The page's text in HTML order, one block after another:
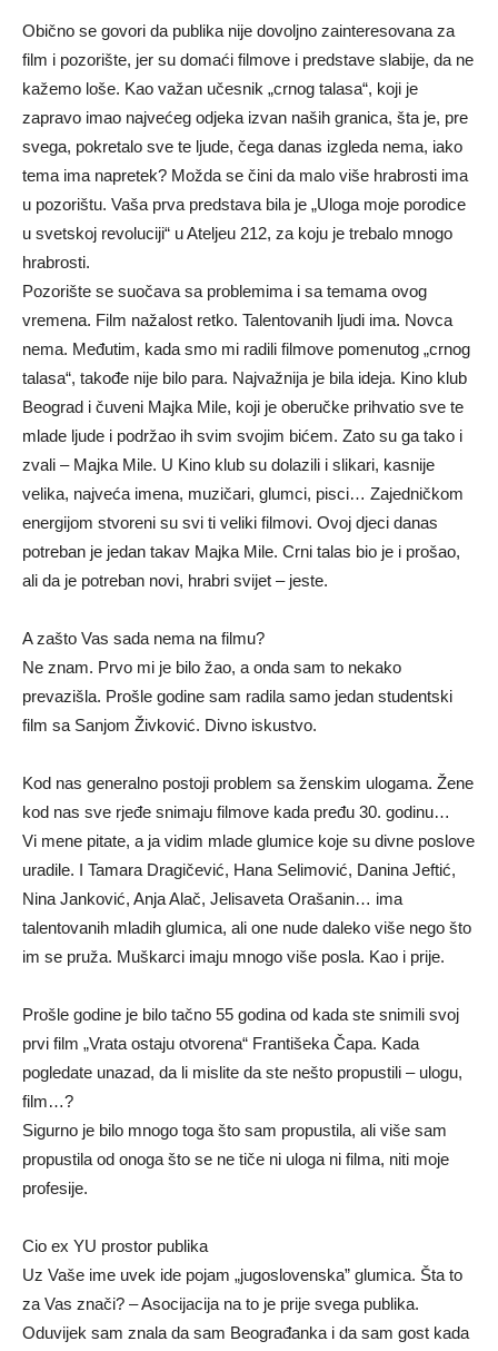
Obično se govori da publika nije dovoljno zainteresovana za
film i pozorište, jer su domaći filmove i predstave slabije, da ne
kažemo loše. Kao važan učesnik „crnog talasa“, koji je
zapravo imao najvećeg odjeka izvan naših granica, šta je, pre
svega, pokretalo sve te ljude, čega danas izgleda nema, iako
tema ima napretek? Možda se čini da malo više hrabrosti ima
u pozorištu. Vaša prva predstava bila je „Uloga moje porodice
u svetskoj revoluciji“ u Ateljeu 212, za koju je trebalo mnogo
hrabrosti.
Pozorište se suočava sa problemima i sa temama ovog
vremena. Film nažalost retko. Talentovanih ljudi ima. Novca
nema. Međutim, kada smo mi radili filmove pomenutog „crnog
talasa“, takođe nije bilo para. Najvažnija je bila ideja. Kino klub
Beograd i čuveni Majka Mile, koji je oberučke prihvatio sve te
mlade ljude i podržao ih svim svojim bićem. Zato su ga tako i
zvali – Majka Mile. U Kino klub su dolazili i slikari, kasnije
velika, najveća imena, muzičari, glumci, pisci… Zajedničkom
energijom stvoreni su svi ti veliki filmovi. Ovoj djeci danas
potreban je jedan takav Majka Mile. Crni talas bio je i prošao,
ali da je potreban novi, hrabri svijet – jeste.
A zašto Vas sada nema na filmu?
Ne znam. Prvo mi je bilo žao, a onda sam to nekako
prevazišla. Prošle godine sam radila samo jedan studentski
film sa Sanjom Živković. Divno iskustvo.
Kod nas generalno postoji problem sa ženskim ulogama. Žene
kod nas sve rjeđe snimaju filmove kada pređu 30. godinu…
Vi mene pitate, a ja vidim mlade glumice koje su divne poslove
uradile. I Tamara Dragičević, Hana Selimović, Danina Jeftić,
Nina Janković, Anja Alač, Jelisaveta Orašanin… ima
talentovanih mladih glumica, ali one nude daleko više nego što
im se pruža. Muškarci imaju mnogo više posla. Kao i prije.
Prošle godine je bilo tačno 55 godina od kada ste snimili svoj
prvi film „Vrata ostaju otvorena“ Františeka Čapa. Kada
pogledate unazad, da li mislite da ste nešto propustili – ulogu,
film…?
Sigurno je bilo mnogo toga što sam propustila, ali više sam
propustila od onoga što se ne tiče ni uloga ni filma, niti moje
profesije.
Cio ex YU prostor publika
Uz Vaše ime uvek ide pojam „jugoslovenska” glumica. Šta to
za Vas znači? – Asocijacija na to je prije svega publika.
Oduvijek sam znala da sam Beograđanka i da sam gost kada